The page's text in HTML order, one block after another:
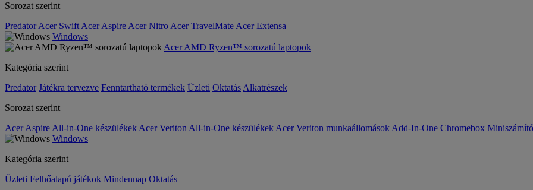
Sorozat szerint
Predator Acer Swift Acer Aspire Acer Nitro Acer TravelMate Acer Extensa
Windows
Acer AMD Ryzen™ sorozatú laptopok
Kategória szerint
Predator Játékra tervezve Fenntartható termékek Üzleti Oktatás Alkatrészek
Sorozat szerint
Acer Aspire All-in-One készülékek Acer Veriton All-in-One készülékek Acer Veriton munkaállomások Add-In-One Chromebox
Windows
Kategória szerint
Üzleti Felhőalapú játékok Mindennap Oktatás